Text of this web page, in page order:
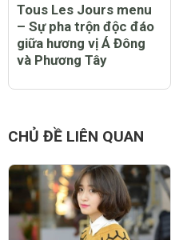
Tous Les Jours menu
– Sự pha trộn độc đáo
giữa hương vị Á Đông
và Phương Tây
CHỦ ĐỀ LIÊN QUAN